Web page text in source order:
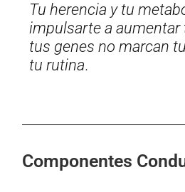
Tu herencia y tu
impulsarte a aumentar
tus genes no marcan
tu rutina.
Componentes